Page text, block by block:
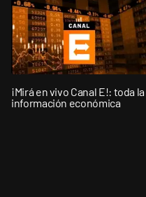
¡Mirá en vivo Canal E!: toda la
información económica